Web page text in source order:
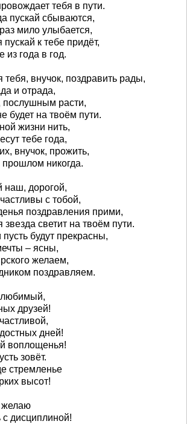
тебя в пути.
пускай сбываются,
мило улыбается,
к тебе придёт,
из года в год.
внучок, поздравить рады,
и отрада,
расти,
будет на твоём пути.
жизни нить,
тебе года,
внучок, прожить,
никогда.
наш, дорогой,
с тобой,
поздравления прими,
звезда светит на твоём пути.
будут прекрасны,
– ясны,
желаем,
поздравляем.
любимый,
друзей!
дней!
воплощенья!
зовёт.
стремленье
высот!
желаю
с дисциплиной!